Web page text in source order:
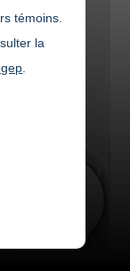
témoins.
la